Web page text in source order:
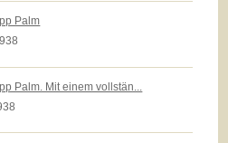
Palm
Palm. Mit einem vollstän...